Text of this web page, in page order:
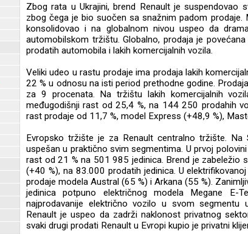
Zbog rata u Ukrajini, brend Renault je suspendovao
zbog čega je bio suočen sa snažnim padom prodaje.
konsolidovao i na globalnom nivou uspeo da
automobilskom tržištu. Globalno, prodaja je
prodatih automobila i lakih komercijalnih vozila.
Veliki udeo u rastu prodaje ima prodaja lakih
22 % u odnosu na isti period prethodne godine.
za 9 procenata. Na tržištu lakih komercijalnih
međugodišnji rast od 25,4 %, na 144 250 prodahih
rast prodaje od 11,7 %, model Express (+48,9 %),
Evropsko tržište je za Renault centralno tržište. Na
uspešan u praktično svim segmentima. U prvoj
rast od 21 % na 501 985 jedinica. Brend je zabeležio
(+40 %), na 83.000 prodatih jedinica. U
prodaje modela Austral (65 %) i Arkana (55 %).
jedinica potpuno električnog modela Megane E-
najprodavanije električno vozilo u svom
Renault je uspeo da zadrži naklonost privatnog
svaki drugi prodati Renault u Evropi kupio je privatni